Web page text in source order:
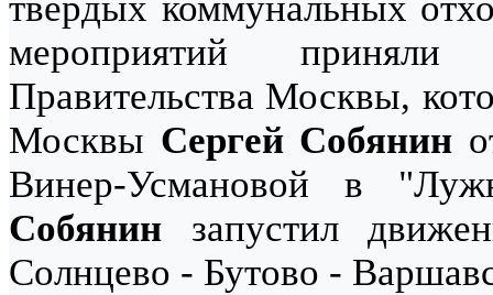
мероприятий
Правительства Москвы,
Москвы Сергей Собянин
Винер-Усмановой в
Собянин запустил
Солнцево - Бутово -